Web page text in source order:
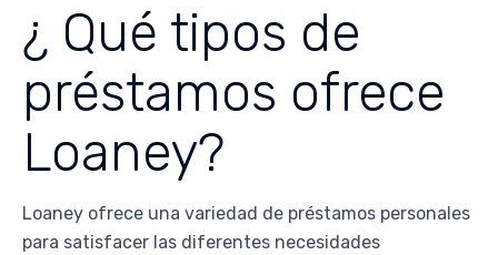
¿ Qué tipos de
préstamos ofrece
Loaney?
Loaney ofrece una variedad de préstamos personales
para satisfacer las diferentes necesidades